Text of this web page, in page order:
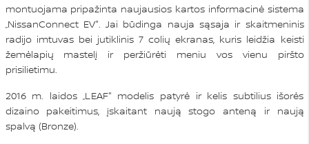
montuojama pripažinta naujausios kartos informacinė sistema
„NissanConnect EV". Jai būdinga nauja sąsaja ir skaitmeninis
radijo imtuvas bei jutiklinis 7 colių ekranas, kuris leidžia keisti
žemėlapių mastelį ir peržiūrėti meniu vos vienu piršto
prisilietimu.
2016 m. laidos „LEAF" modelis patyrė ir kelis subtilius išorės
dizaino pakeitimus, įskaitant naują stogo anteną ir naują
spalvą (Bronze).